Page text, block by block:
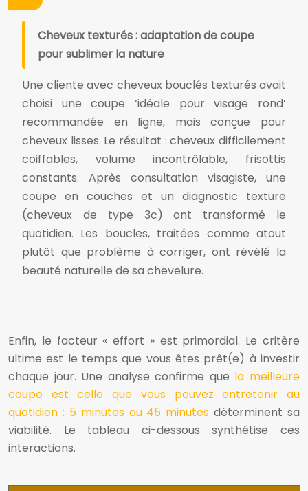
Cheveux texturés : adaptation de coupe
pour sublimer la nature
Une cliente avec cheveux bouclés texturés avait
choisi une coupe ‘idéale pour visage rond’
recommandée en ligne, mais conçue pour
cheveux lisses. Le résultat : cheveux difficilement
coiffables, volume incontrôlable, frisottis
constants. Après consultation visagiste, une
coupe en couches et un diagnostic texture
(cheveux de type 3c) ont transformé le
quotidien. Les boucles, traitées comme atout
plutôt que problème à corriger, ont révélé la
beauté naturelle de sa chevelure.
Enfin, le facteur « effort » est primordial. Le critère
ultime est le temps que vous êtes prêt(e) à investir
chaque jour. Une analyse confirme que la meilleure
coupe est celle que vous pouvez entretenir au
quotidien : 5 minutes ou 45 minutes déterminent sa
viabilité. Le tableau ci-dessous synthétise ces
interactions.